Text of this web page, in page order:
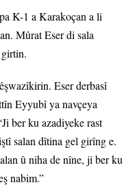
K-1 a Karakoçan a li
Mûrat Eser di sala
Eser derbasî
Eyyubî ya navçeya
ber ku azadiyeke rast
salan dîtina gel girîng e.
û niha de nîne, ji ber ku
nabim.”